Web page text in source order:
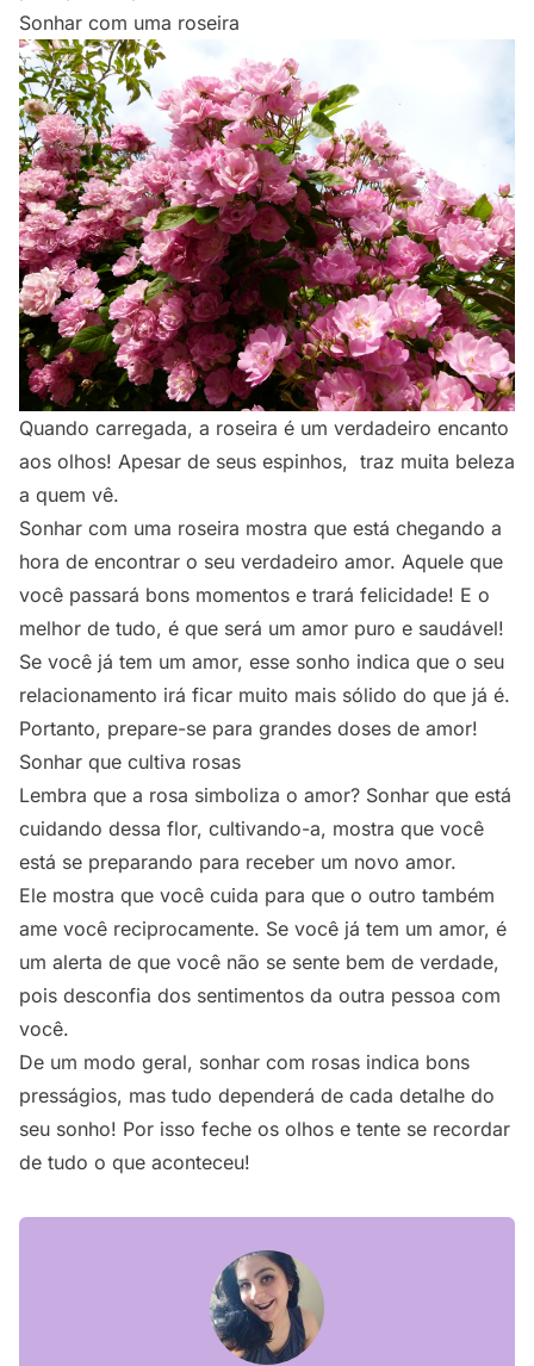
Sonhar com uma roseira
Quando carregada, a roseira é um verdadeiro encanto
aos olhos! Apesar de seus espinhos, traz muita beleza
a quem vê.
Sonhar com uma roseira mostra que está chegando a
hora de encontrar o seu verdadeiro amor. Aquele que
você passará bons momentos e trará felicidade! E o
melhor de tudo, é que será um amor puro e saudável!
Se você já tem um amor, esse sonho indica que o seu
relacionamento irá ficar muito mais sólido do que já é.
Portanto, prepare-se para grandes doses de amor!
Sonhar que cultiva rosas
Lembra que a rosa simboliza o amor? Sonhar que está
cuidando dessa flor, cultivando-a, mostra que você
está se preparando para receber um novo amor.
Ele mostra que você cuida para que o outro também
ame você reciprocamente. Se você já tem um amor, é
um alerta de que você não se sente bem de verdade,
pois desconfia dos sentimentos da outra pessoa com
você.
De um modo geral, sonhar com rosas indica bons
presságios, mas tudo dependerá de cada detalhe do
seu sonho! Por isso feche os olhos e tente se recordar
de tudo o que aconteceu!